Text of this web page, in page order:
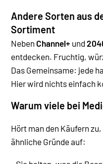
Andere Sorten aus
Sortiment
Neben Channel+ und
entdecken. Fruchtig,
Das Gemeinsame: jede
Hier wird nichts einfach
Warum viele bei
Hört man den Käufern
ähnliche Gründe auf: